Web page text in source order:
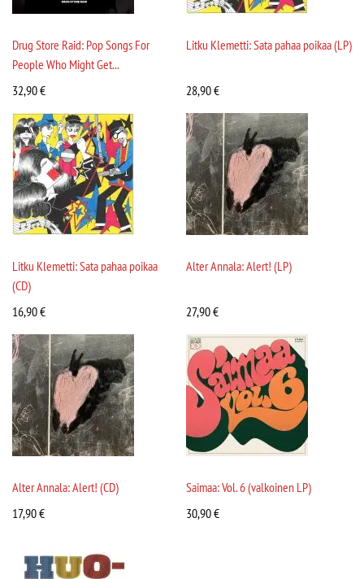
Drug Store Raid: Pop Songs For
People Who Might Get...
32,90€
Litku Klemetti: Sata pahaa poikaa (LP)
28,90€
Litku Klemetti: Sata pahaa poikaa
(CD)
16,90€
Alter Annala: Alert! (LP)
27,90€
Alter Annala: Alert! (CD)
17,90€
Saimaa: Vol. 6 (valkoinen LP)
30,90€